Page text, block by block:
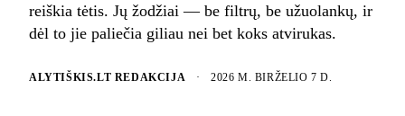
reiškia tėtis. Jų žodžiai — be filtrų, be užuolankų, ir
dėl to jie paliečia giliau nei bet koks atvirukas.
ALYTIŠKIS.LT REDAKCIJA · 2026 M. BIRŽELIO 7 D.